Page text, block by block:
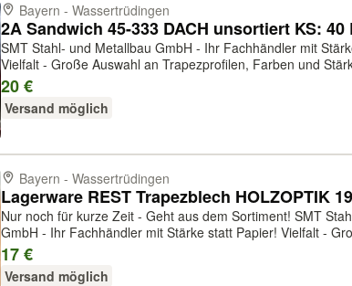
Bayern - Wassertrüdingen
2A Sandwich 45-333 DACH unsortiert KS: 40
SMT Stahl- und Metallbau GmbH - Ihr Fachhändler mit
Vielfalt - Große Auswahl an Trapezprofilen, Farben und
Einzelbleche und in großen Mengen erhältlich. Service -
20 €
Versand möglich
Bayern - Wassertrüdingen
Lagerware REST Trapezblech HOLZOPTIK
Nur noch für kurze Zeit - Geht aus dem Sortiment! SMT Stahl- und Metallbau
GmbH - Ihr Fachhändler mit Stärke statt Papier! Vielfalt -
Profilen, Farben und Stärken. Flexibilität - Einzelbleche und
Mengen erhältlich. Serv...
17 €
Versand möglich